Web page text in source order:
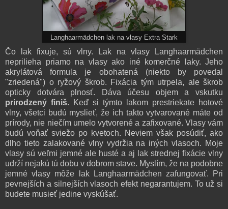
Langhaarmädchen lak na vlasy Extra Stark
Čo lak fixuje, sú vlny. Lak na vlasy Langhaarmädchen
neprilieha priamo na vlasy ako iné komerčné laky. Jeho
akrylátová formula je obohatená (niekto by povedal
"zriedená") o ryžový škrob. Fixácia tým utrpela, ale škrob
opticky dotvára plnosť. Dáva účesu objem a vskutku
prirodzený finiš. Keď si týmto lakom prestriekate hotové
vlny, všetci budú myslieť, že ich takto vytvarované máte od
prírody, nie niečím umelo vytvorené a zafixované. Vlasy vám
budú voňať sviežo po kvetoch. Neviem však posúdiť, ako
dlho tieto zalakované vlny vydržia na iných vlasoch. Moje
vlasy sú veľmi jemné ale husté a aj lak strednej fixácie vlny
udrží nejakú tú dobu v dobrom stave. Myslím, že na podobne
jemné vlasy môže lak Langhaarmädchen zafungovať. Pri
pevnejších a silnejších vlasoch efekt negarantujem. To už si
budete musieť jedine vyskúšať.